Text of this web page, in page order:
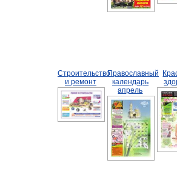
Строительство
и ремонт
Православный
календарь
апрель